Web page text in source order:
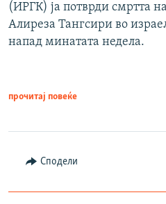
(ИРГК) ја потврди смртта
Алиреза Тангсири во
напад минатата недела.
прочитај повеќе
Сподели